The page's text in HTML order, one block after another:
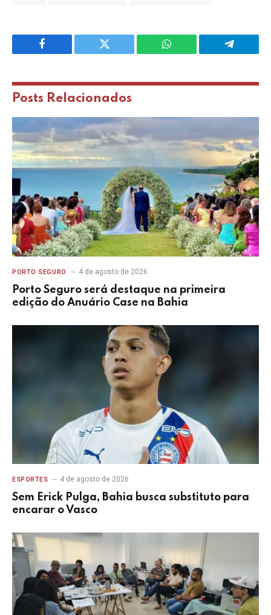
Facebook Twitter WhatsApp Telegram
Posts Relacionados
PORTO SEGURO 4 de agosto de 2026
Porto Seguro será destaque na primeira
edição do Anuário Case na Bahia
ESPORTES 4 de agosto de 2026
Sem Erick Pulga, Bahia busca substituto para
encarar o Vasco